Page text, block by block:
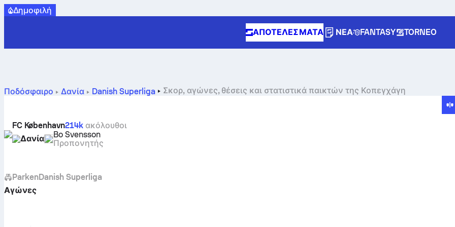
Δημοφιλή
ΑΠΟΤΕΛΈΣΜΑΤΑ ΝΈΑ FANTASY TORNEO
Ποδόσφαιρο Δανία Danish Superliga Σκορ, αγώνες, θέσεις και στατιστικά παικτών της Κοπεγχάγη
FC København214k ακόλουθοι
Δανία
Bo Svensson
Προπονητής
ParkenDanish Superliga
Αγώνες